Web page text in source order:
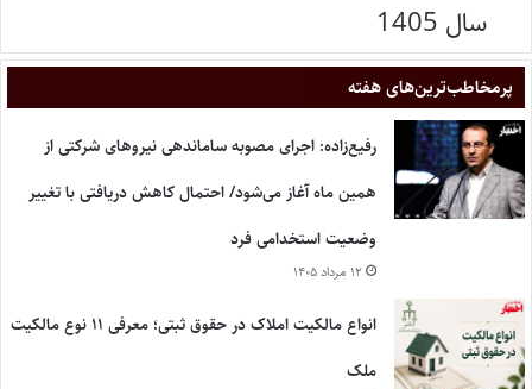
سال 1405
پر‌مخاطب‌ترین‌های هفته
رفیع‌زاده: اجرای مصوبه ساماندهی نیروهای شرکتی از
همین ماه آغاز می‌شود/ احتمال کاهش دریافتی با تغییر
وضعیت استخدامی فرد
۱۲ مرداد ۱۴۰۵
انواع مالکیت املاک در حقوق ثبتی؛ معرفی ۱۱ نوع مالکیت
ملک